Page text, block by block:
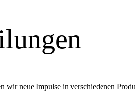
wir neue Impulse in verschiedenen